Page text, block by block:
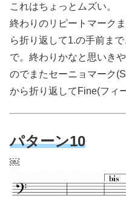
これはちょっとムズい。
終わりのリピートマーク
ら折り返して1.の手前まで
で。終わりかなと思いき
のでまたセーニョマーク
から折り返してFine(フィ
パターン10
￼